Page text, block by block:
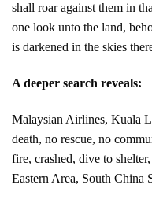
shall roar against them in
one look unto the land,
is darkened in the skies
A deeper search reveals:
Malaysian Airlines, Kuala
death, no rescue, no
fire, crashed, dive to
Eastern Area, South China